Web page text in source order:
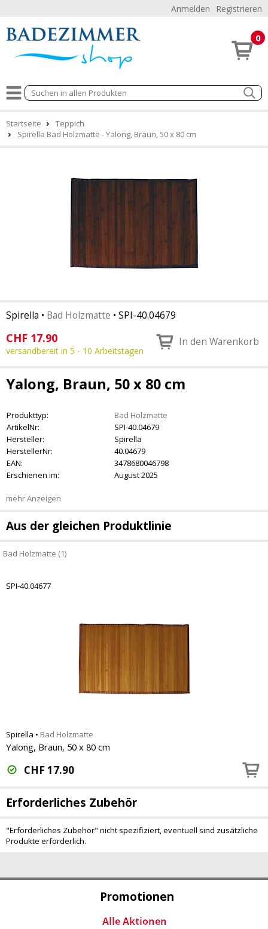
Anmelden Registrieren
0
Promotionen
Startseite
Teppich
Spirella Bad Holzmatte - Yalong, Braun, 50 x 80 cm
Spirella • Bad Holzmatte • SPI-40.04679
CHF 17.90
versandbereit in 5 - 10 Arbeitstagen
In den Warenkorb
Yalong, Braun, 50 x 80 cm
Produkttyp:
Bad Holzmatte
ArtikelNr:
SPI-40.04679
Hersteller:
Spirella
HerstellerNr:
40.04679
EAN:
3478680046798
Erschienen im:
August 2025
mehr Anzeigen
Aus der gleichen Produktlinie
Bad Holzmatte (1)
SPI-40.04677
Spirella • Bad Holzmatte
Yalong, Braun, 50 x 80 cm
CHF 17.90
Erforderliches Zubehör
"Erforderliches Zubehör" nicht spezifiziert, eventuell sind zusätzliche
Produkte erforderlich.